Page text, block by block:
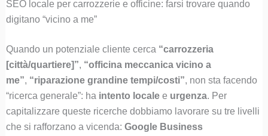
SEO locale per carrozzerie e officine: farsi trovare quando
digitano “vicino a me”
Quando un potenziale cliente cerca “carrozzeria
[città/quartiere]”, “officina meccanica vicino a
me”, “riparazione grandine tempi/costi”, non sta facendo
“ricerca generale”: ha intento localee urgenza. Per
capitalizzare queste ricerche dobbiamo lavorare su tre livelli
che si rafforzano a vicenda: Google Business